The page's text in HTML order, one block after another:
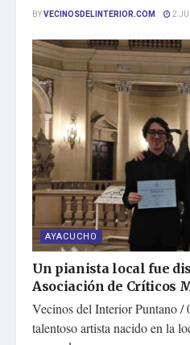
BYVECINOSDELINTERIOR.COM 2
AYACUCHO
Un pianista local fue
Asociación de Críticos
Vecinos del Interior Puntano /
talentoso artista nacido en la